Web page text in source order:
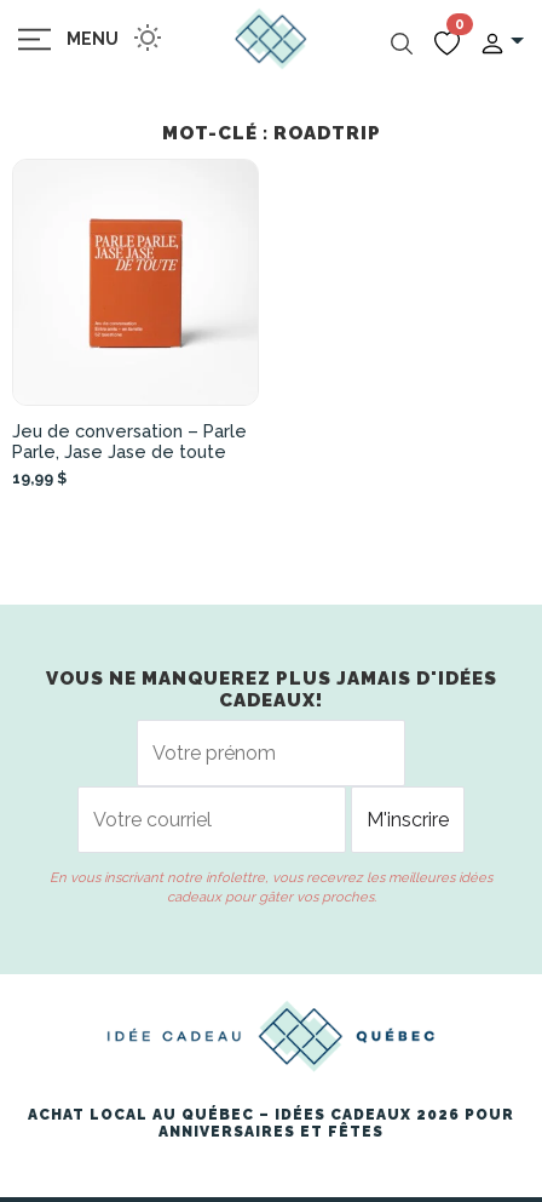
MENU
0
MOT-CLÉ : ROADTRIP
Jeu de conversation – Parle
Parle, Jase Jase de toute
19,99 $
VOUS NE MANQUEREZ PLUS JAMAIS D'IDÉES
CADEAUX!
En vous inscrivant notre infolettre, vous recevrez les meilleures idées
cadeaux pour gâter vos proches.
ACHAT LOCAL AU QUÉBEC – IDÉES CADEAUX 2026 POUR
ANNIVERSAIRES ET FÊTES